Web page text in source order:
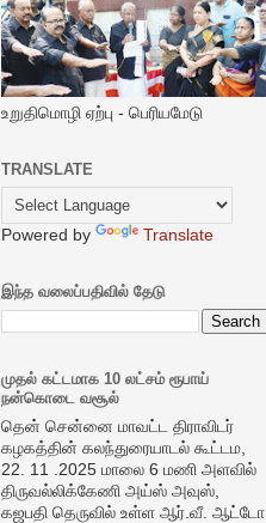
உறுதிமொழி ஏற்பு - பெரியமேடு
TRANSLATE
Powered by Translate
இந்த வலைப்பதிவில் தேடு
முதல் கட்டமாக 10 லட்சம் ரூபாய்
நன்கொடை வசூல்
தென் சென்னை மாவட்ட திராவிடர்
கழகத்தின் கலந்துரையாடல் கூட்டம,
22. 11 .2025 மாலை 6 மணி அளவில்
திருவல்லிக்கேணி அய்ஸ் அவுஸ்,
கஜபதி தெருவில் உள்ள ஆர்.வீ. ஆட்டோ